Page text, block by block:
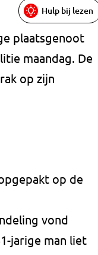
Hulp bij lezen
plaatsgenoot
maandag. De
op zijn
op de
vond
jarige man liet